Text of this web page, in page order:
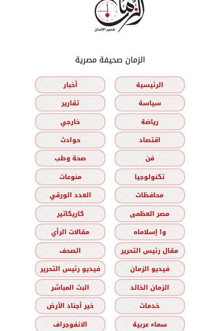
الزمان صحيفة مصرية
الرئيسية
أخبار
سياسة
تقارير
رياضة
خارجي
اقتصاد
حوادث
فن
صحة وطب
تكنولوجيا
منوعات
محافظات
العدد الورقي
مصر العظمى
كاريكاتير
وا إسلاماه
مقالات الرأي
مقال رئيس التحرير
الصحف
فيديو الزمان
فيديو رئيس التحرير
الزمان الخالد
البث المباشر
خدمات
خير أجناد الأرض
سماء عربية
الانفوجراف